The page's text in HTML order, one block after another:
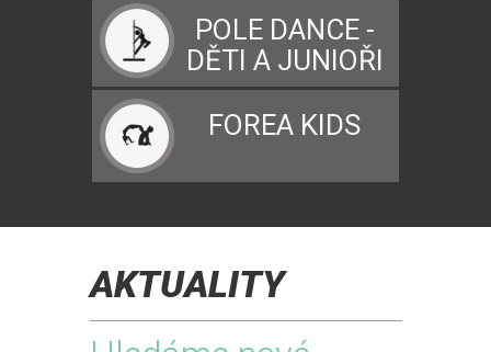
POLE DANCE -
DĚTI A JUNIOŘI
FOREA KIDS
AKTUALITY